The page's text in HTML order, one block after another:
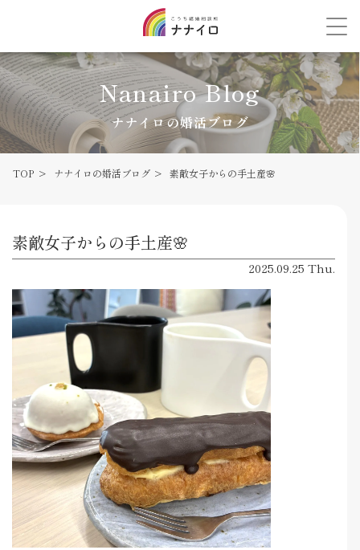
Nanairo Blog
ナナイロの婚活ブログ
TOP ナナイロの婚活ブログ 素敵女子からの手土産🌸
素敵女子からの手土産🌸
2025.09.25 Thu.